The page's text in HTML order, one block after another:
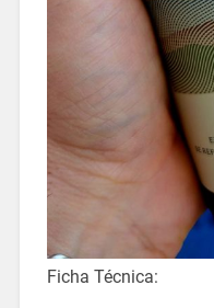
Ficha Técnica: